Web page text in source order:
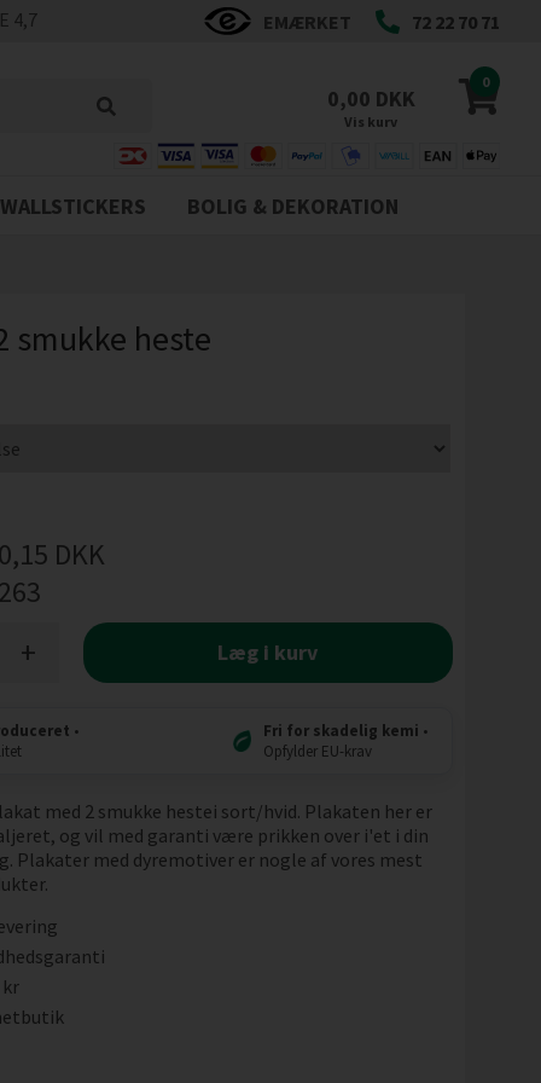
4,7 EMÆRKET 72 22 70 71
0
0,00 DKK
Vis kurv
WALLSTICKERS BOLIG & DEKORATION
smukke heste
DKK
+ Læg i kurv
•
Fri for skadelig kemi •
Opfylder EU-krav
med 2 smukke hestei sort/hvid. Plakaten her er
og vil med garanti være prikken over i'et i din
Plakater med dyremotiver er nogle af vores mest